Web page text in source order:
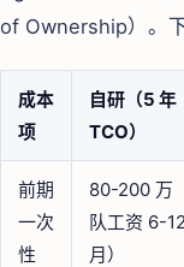
of Ownership）。
成本
项
自研（5 年
TCO）
前期
一次
性
80-200 万
队工资 6-12
月）